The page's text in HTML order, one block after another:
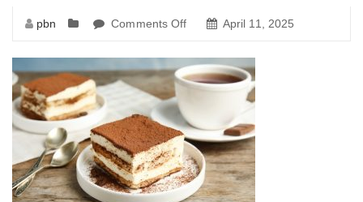
pbn Comments Off
ngot
April 11, 2025